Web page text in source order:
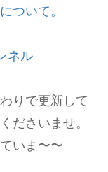
ついて。
ネル
りで更新して
ださいませ。
いま〜〜